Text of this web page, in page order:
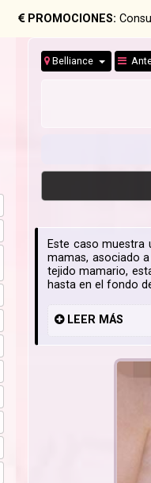
PROMOCIONES:
Belliance
Este caso muestra
mamas, asociado
tejido mamario,
hasta en el fondo
LEER MÁS